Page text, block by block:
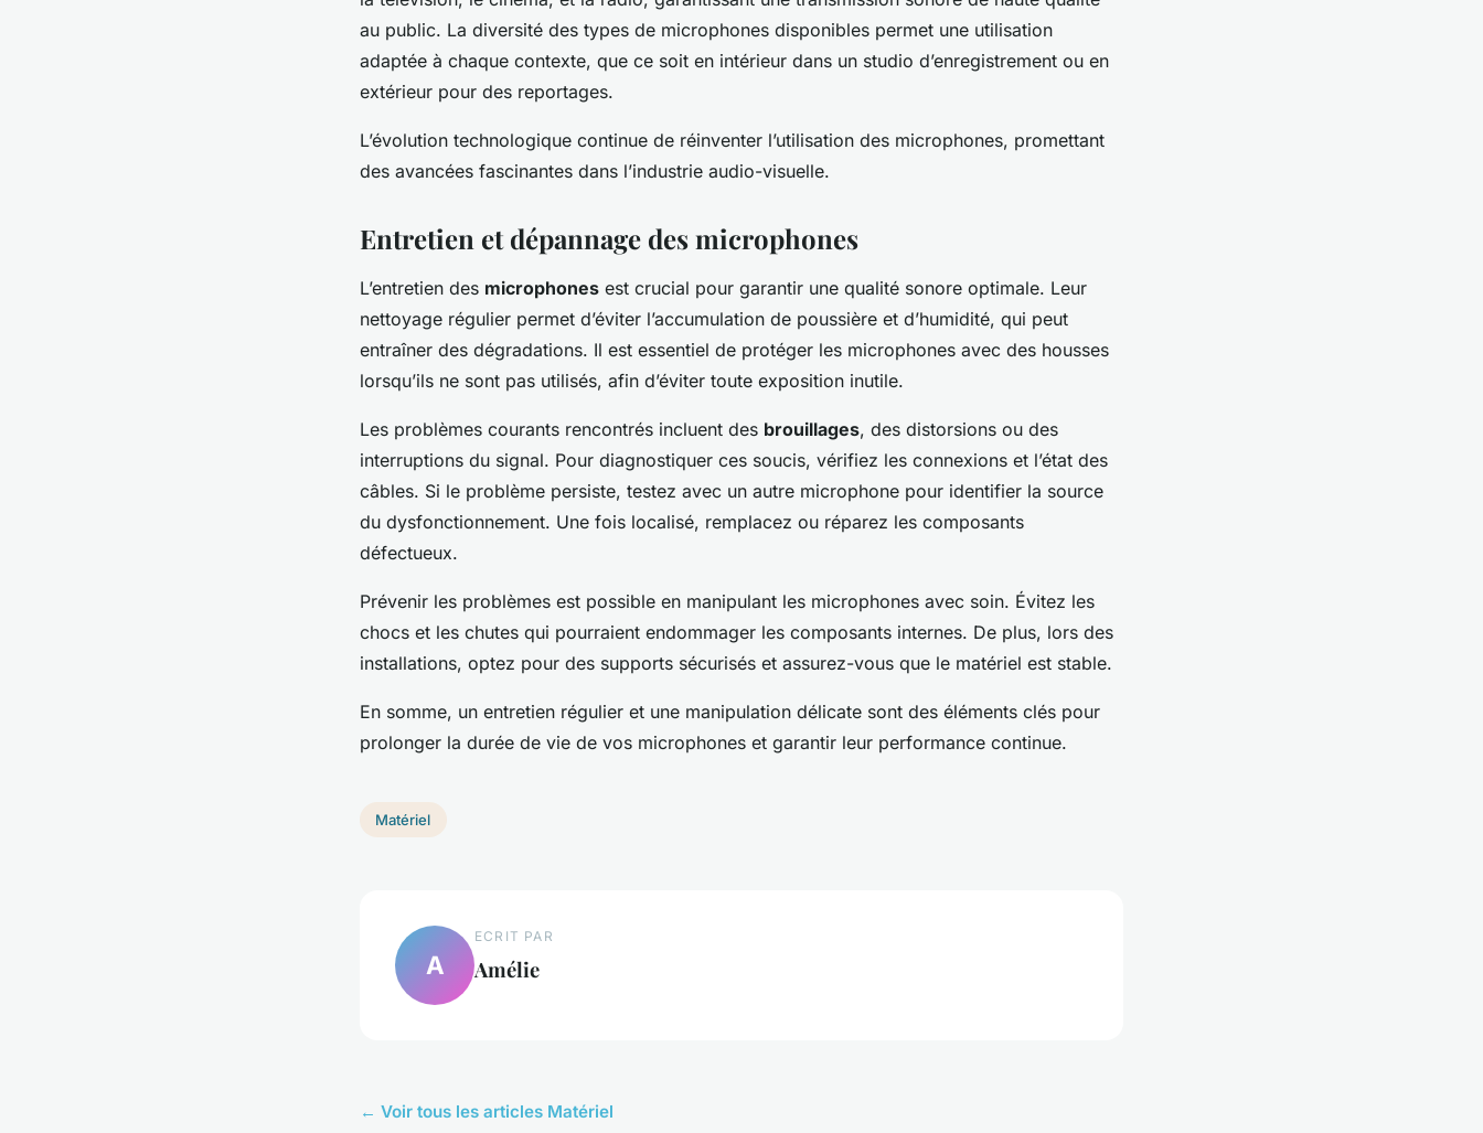
au public. La diversité des types de microphones disponibles permet une utilisation
adaptée à chaque contexte, que ce soit en intérieur dans un studio d’enregistrement ou en
extérieur pour des reportages.
L’évolution technologique continue de réinventer l’utilisation des microphones, promettant
des avancées fascinantes dans l’industrie audio-visuelle.
Entretien et dépannage des microphones
L’entretien des microphones est crucial pour garantir une qualité sonore optimale. Leur
nettoyage régulier permet d’éviter l’accumulation de poussière et d’humidité, qui peut
entraîner des dégradations. Il est essentiel de protéger les microphones avec des housses
lorsqu’ils ne sont pas utilisés, afin d’éviter toute exposition inutile.
Les problèmes courants rencontrés incluent des brouillages, des distorsions ou des
interruptions du signal. Pour diagnostiquer ces soucis, vérifiez les connexions et l’état des
câbles. Si le problème persiste, testez avec un autre microphone pour identifier la source
du dysfonctionnement. Une fois localisé, remplacez ou réparez les composants
défectueux.
Prévenir les problèmes est possible en manipulant les microphones avec soin. Évitez les
chocs et les chutes qui pourraient endommager les composants internes. De plus, lors des
installations, optez pour des supports sécurisés et assurez-vous que le matériel est stable.
En somme, un entretien régulier et une manipulation délicate sont des éléments clés pour
prolonger la durée de vie de vos microphones et garantir leur performance continue.
Matériel
A
ECRIT PAR
Amélie
← Voir tous les articles Matériel